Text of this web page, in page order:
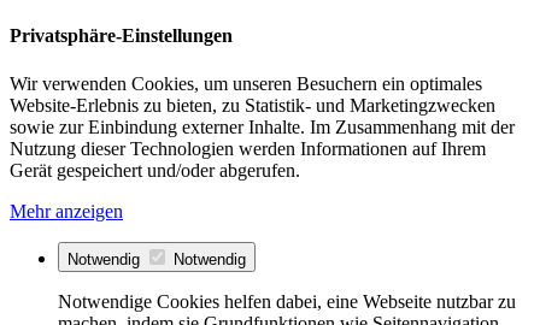
Privatsphäre-Einstellungen
Wir verwenden Cookies, um unseren Besuchern ein optimales
Website-Erlebnis zu bieten, zu Statistik- und Marketingzwecken
sowie zur Einbindung externer Inhalte. Im Zusammenhang mit der
Nutzung dieser Technologien werden Informationen auf Ihrem
Gerät gespeichert und/oder abgerufen.
Mehr anzeigen
Notwendig Notwendig
Notwendige Cookies helfen dabei, eine Webseite nutzbar zu